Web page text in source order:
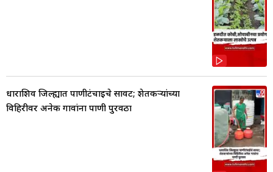
धाराशिव जिल्ह्यात पाणीटंचाईचे सावट; शेतकऱ्यांच्या
विहिरीवर अनेक गावांना पाणी पुरवठा